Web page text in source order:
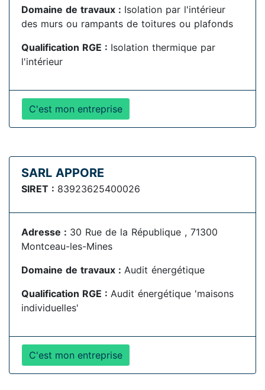
Domaine de travaux : Isolation par l'intérieur
des murs ou rampants de toitures ou plafonds
Qualification RGE : Isolation thermique par
l'intérieur
C'est mon entreprise
SARL APPORE
SIRET : 83923625400026
Adresse : 30 Rue de la République , 71300
Montceau-les-Mines
Domaine de travaux : Audit énergétique
Qualification RGE : Audit énergétique 'maisons
individuelles'
C'est mon entreprise